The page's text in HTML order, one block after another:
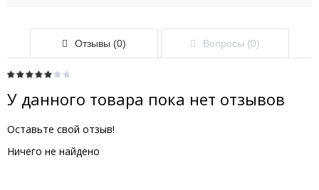
Отзывы (0) Вопросы (0)
У данного товара пока нет отзывов
Оставьте свой отзыв!
Ничего не найдено